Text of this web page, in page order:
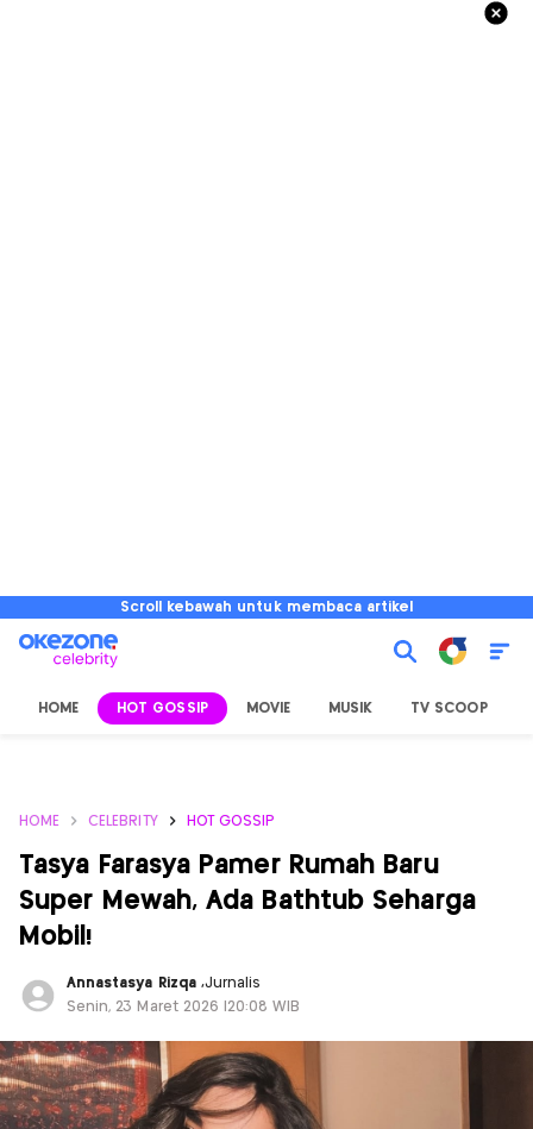
Scroll kebawah untuk membaca artikel
HOME HOT GOSSIP MOVIE MUSIK TV SCOOP
HOME CELEBRITY HOT GOSSIP
Tasya Farasya Pamer Rumah Baru
Super Mewah, Ada Bathtub Seharga
Mobil!
Annastasya Rizqa ,Jurnalis
Senin, 23 Maret 2026 |20:08 WIB